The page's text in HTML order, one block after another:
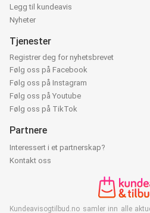
Legg til kundeavis
Nyheter
Tjenester
Registrer deg for nyhetsbrevet
Følg oss på Facebook
Følg oss på Instagram
Følg oss på Youtube
Følg oss på TikTok
Partnere
Interessert i et partnerskap?
Kontakt oss
Kundeavisogtilbud.no samler inn alle